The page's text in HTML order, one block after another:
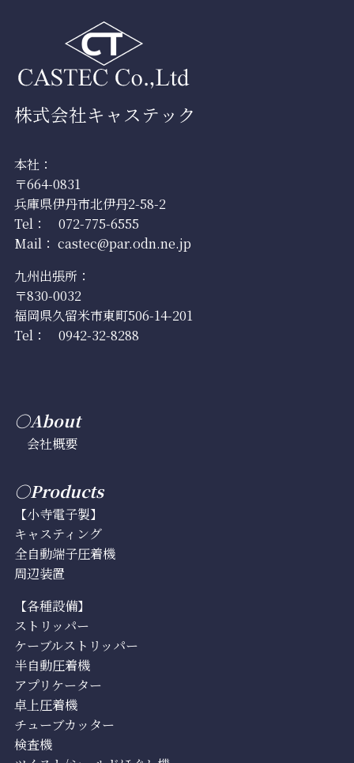
株式会社キャステック
本社：
〒664-0831
兵庫県伊丹市北伊丹2-58-2
Tel： 072-775-6555
Mail： castec@par.odn.ne.jp
九州出張所：
〒830-0032
福岡県久留米市東町506-14-201
Tel： 0942-32-8288
○About
会社概要
○Products
【小寺電子製】
キャスティング
全自動端子圧着機
周辺装置
【各種設備】
ストリッパー
ケーブルストリッパー
半自動圧着機
アプリケーター
卓上圧着機
チューブカッター
検査機